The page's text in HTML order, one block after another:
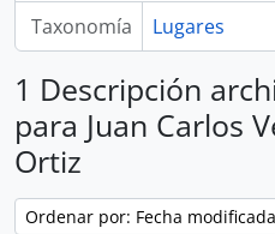
Taxonomía Lugares
1 Descripción
para Juan Carlos
Ortiz
Ordenar por: Fecha modificada